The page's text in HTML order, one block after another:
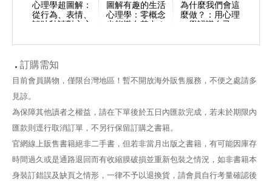
心理學超圖解：
從行為、表情、
談吐秒讀對方心
圖解有趣的生活
心理學：零概念
也能樂在其中！
學知識
為什麼我們會這
麼做？：用心理
學認識自己
訂購需知
目前會員購物，僅限台灣地區！暫不開放海外販售服務，不便之處請多
見諒。
為保障其他讀者之權益，請在下單後於五日內匯款完成，若未於期限內
匯款則逕行取消訂單，不另行保留訂購之書籍。
官網線上販售書籍絕非二手書，但若非當月出版之書籍，有可能因庫存
時間過久或是通路退回而有收縮膜破損並重新包裝之情況，如非書籍本
身裝訂錯誤及缺頁之情形，一律不予以退換貨，請會員自行考量確認後